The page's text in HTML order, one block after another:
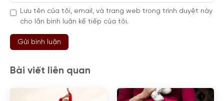
Lưu tên của tôi, email, và trang web trong trình duyệt này
cho lần bình luận kế tiếp của tôi.
Bài viết liên quan